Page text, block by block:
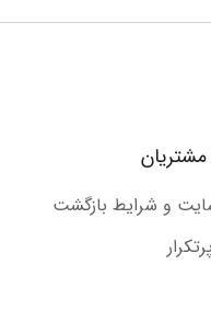
و شرایط بازگشت